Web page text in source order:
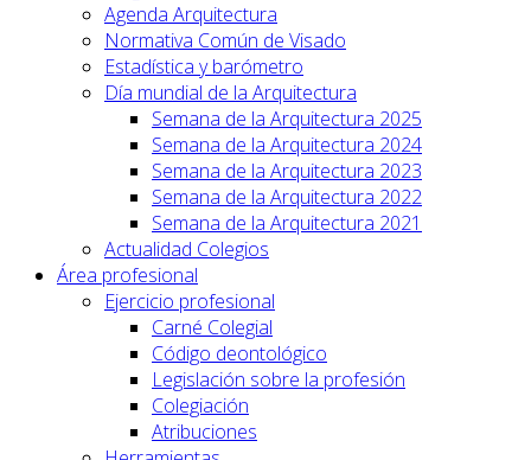
Agenda Arquitectura
Normativa Común de Visado
Estadística y barómetro
Día mundial de la Arquitectura
Semana de la Arquitectura 2025
Semana de la Arquitectura 2024
Semana de la Arquitectura 2023
Semana de la Arquitectura 2022
Semana de la Arquitectura 2021
Actualidad Colegios
Área profesional
Ejercicio profesional
Carné Colegial
Código deontológico
Legislación sobre la profesión
Colegiación
Atribuciones